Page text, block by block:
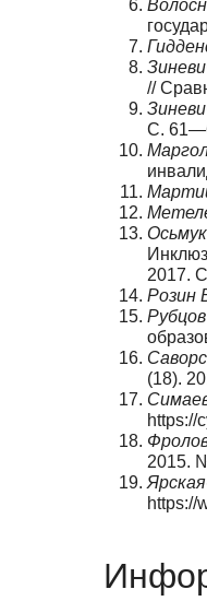
//
С.
2017.
Розин
(18).
https://
2015.
https://